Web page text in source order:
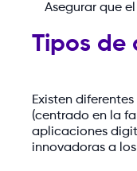
Asegurar que
Tipos de
Existen
(centrado en la
aplicaciones
innovadoras a